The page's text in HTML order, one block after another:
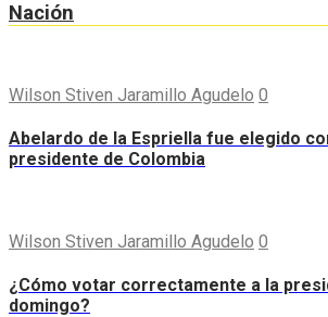
Nación
Wilson Stiven Jaramillo Agudelo 0
Abelardo de la Espriella fue elegido
presidente de Colombia
Wilson Stiven Jaramillo Agudelo 0
¿Cómo votar correctamente a la
domingo?